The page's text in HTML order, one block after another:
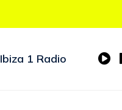
Ibiza 1 Radio